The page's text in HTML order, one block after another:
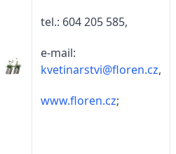
tel.: 604 205 585,
e-mail:
kvetinarstvi@floren.cz,
www.floren.cz;